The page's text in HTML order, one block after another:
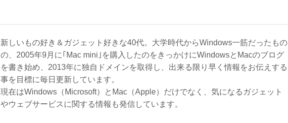
新しいもの好き＆ガジェット好きな40代。大学時代からWindows一筋だったもの
の、2005年9月に｢Mac mini｣を購入したのをきっかけにWindowsとMacのブログ
を書き始め、2013年に独自ドメインを取得し、出来る限り早く情報をお伝えする
事を目標に毎日更新しています。
現在はWindows（Microsoft）とMac（Apple）だけでなく、気になるガジェット
やウェブサービスに関する情報も発信しています。